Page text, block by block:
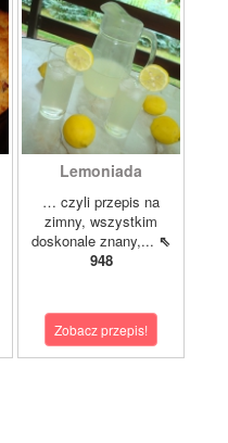
Lemoniada
… czyli przepis na
zimny, wszystkim
doskonale znany,... ⇖
948
Zobacz przepis!